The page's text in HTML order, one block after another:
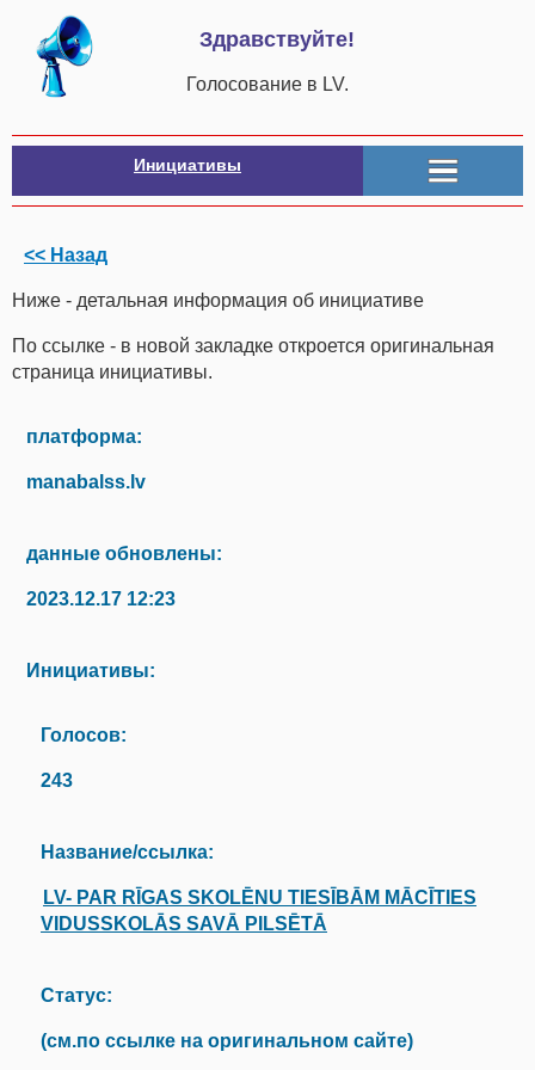
Здравствуйте!
Голосование в LV.
Инициативы
<< Назад
Ниже - детальная информация об инициативе
По ссылке - в новой закладке откроется оригинальная
страница инициативы.
платформа:
manabalss.lv
данные обновлены:
2023.12.17 12:23
Инициативы:
Голосов:
243
Название/ссылка:
LV- PAR RĪGAS SKOLĒNU TIESĪBĀM MĀCĪTIES
VIDUSSKOLĀS SAVĀ PILSĒTĀ
Статус:
(см.по ссылке на оригинальном сайте)